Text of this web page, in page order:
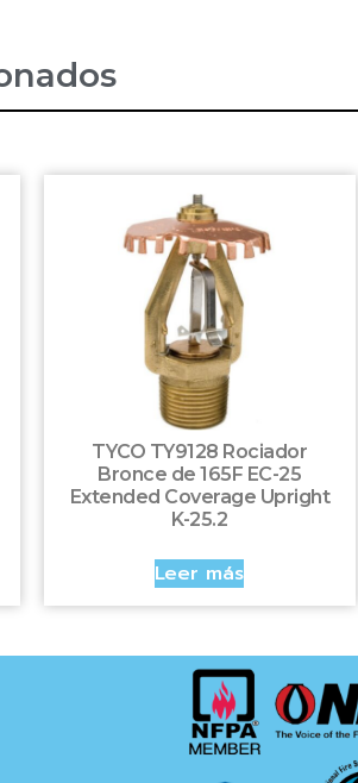
TYCO TY9128 Rociador
Bronce de 165F EC-25
Extended Coverage Upright
K-25.2
Leer más